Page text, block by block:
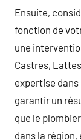
Ensuite,
fonction de
une
Castres,
expertise
garantir un
que le
dans la